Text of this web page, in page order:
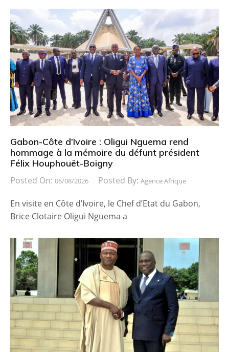
Gabon-Côte d’Ivoire : Oligui Nguema rend
hommage à la mémoire du défunt président
Félix Houphouët-Boigny
Posted On: 06/08/2026 Posted By: Agence Afrique
En visite en Côte d’Ivoire, le Chef d’Etat du Gabon,
Brice Clotaire Oligui Nguema a